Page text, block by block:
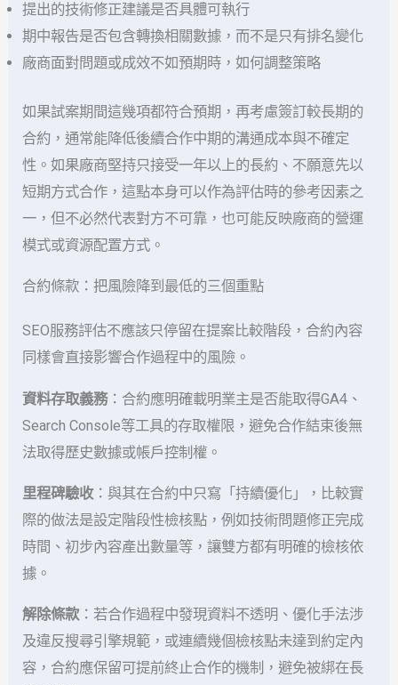
提出的技術修正建議是否具體可執行
期中報告是否包含轉換相關數據，而不是只有排名變化
廠商面對問題或成效不如預期時，如何調整策略
如果試案期間這幾項都符合預期，再考慮簽訂較長期的
合約，通常能降低後續合作中期的溝通成本與不確定
性。如果廠商堅持只接受一年以上的長約、不願意先以
短期方式合作，這點本身可以作為評估時的參考因素之
一，但不必然代表對方不可靠，也可能反映廠商的營運
模式或資源配置方式。
合約條款：把風險降到最低的三個重點
SEO服務評估不應該只停留在提案比較階段，合約內容
同樣會直接影響合作過程中的風險。
資料存取義務：合約應明確載明業主是否能取得GA4、
Search Console等工具的存取權限，避免合作結束後無
法取得歷史數據或帳戶控制權。
里程碑驗收：與其在合約中只寫「持續優化」，比較實
際的做法是設定階段性檢核點，例如技術問題修正完成
時間、初步內容產出數量等，讓雙方都有明確的檢核依
據。
解除條款 ：若合作過程中發現資料不透明、優化手法涉
及違反搜尋引擎規範，或連續幾個檢核點未達到約定內
容，合約應保留可提前終止合作的機制，避免被綁在長